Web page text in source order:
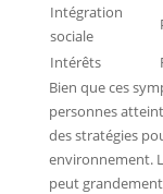
Intégration
sociale
Intérêts
Bien que ces
personnes
des stratégies
environnement.
peut